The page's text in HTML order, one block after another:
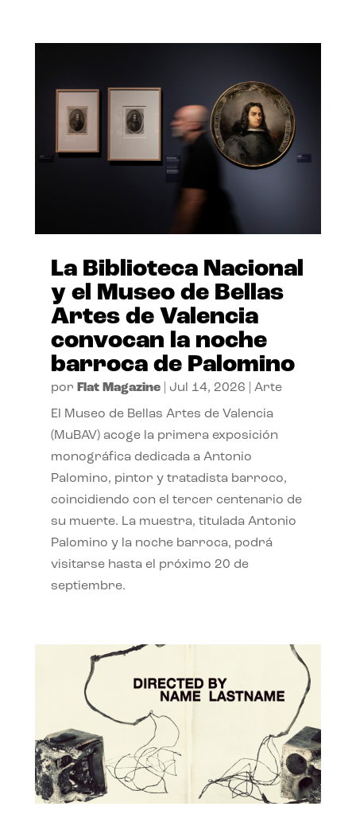
La Biblioteca Nacional
y el Museo de Bellas
Artes de Valencia
convocan la noche
barroca de Palomino
por Flat Magazine| Jul 14, 2026 Arte
El Museo de Bellas Artes de Valencia
(MuBAV) acoge la primera exposición
monográfica dedicada a Antonio
Palomino, pintor y tratadista barroco,
coincidiendo con el tercer centenario de
su muerte. La muestra, titulada Antonio
Palomino y la noche barroca, podrá
visitarse hasta el próximo 20 de
septiembre.